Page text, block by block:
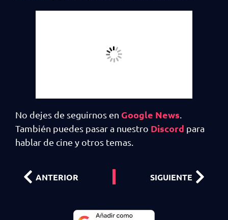
No dejes de seguirnos en Google News
También puedes pasar a nuestro Discord para
hablar de cine y otros temas.
ANTERIOR SIGUIENTE